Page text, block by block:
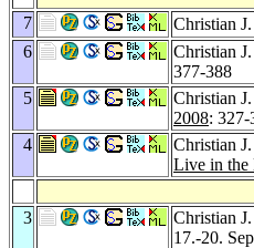
7
Christian
6
Christian
377-388
5
Christian
2008: 327-
4
Christian
Live in the
3 Christian
17.-20.